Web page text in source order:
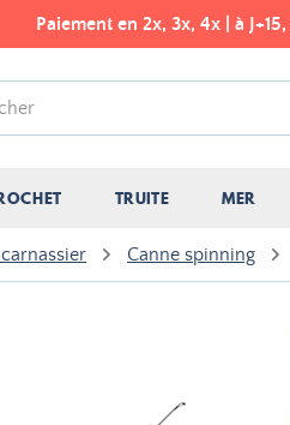
Paiement en 2x, 3x, 4x | à
TRUITE MER
Canne spinning